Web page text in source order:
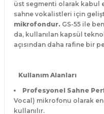
üst segmenti olarak kabul
sahne vokalistleri için
mikrofondur. GS-55 ile
da, kullanılan kapsül
açısından daha rafine bir
Kullanım Alanları
Profesyonel Sahne
Vocal) mikrofonu olarak
kullanılır.